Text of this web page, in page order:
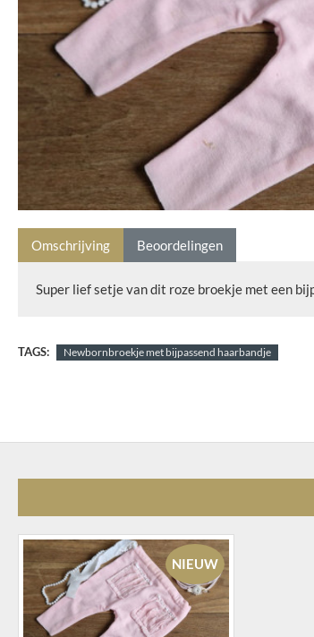
Omschrijving Beoordelingen
Super lief setje van dit roze broekje met een
TAGS: Newbornbroekje met bijpassend haarbandje
NIEUW